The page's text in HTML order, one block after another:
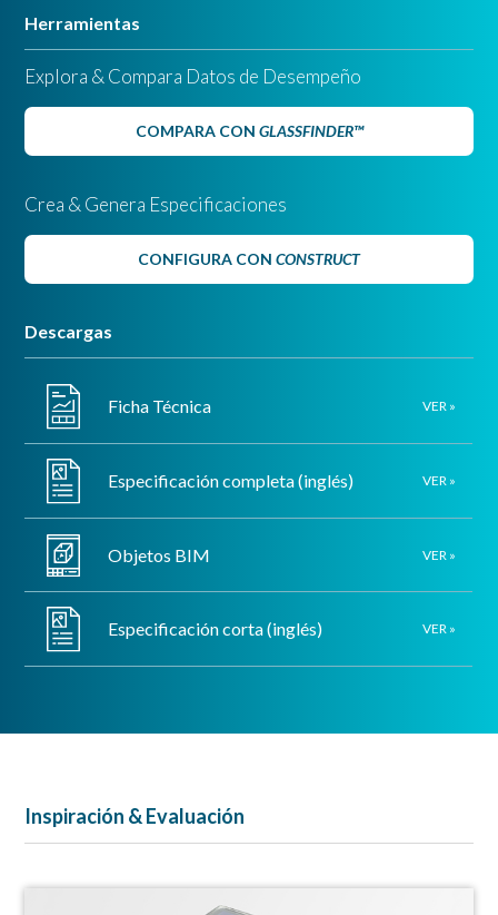
Herramientas
Explora & Compara Datos de Desempeño
COMPARA CON GLASSFINDER™
Crea & Genera Especificaciones
CONFIGURA CON CONSTRUCT
Descargas
Ficha Técnica VER »
Especificación completa (inglés) VER »
Objetos BIM VER »
Especificación corta (inglés) VER »
Inspiración & Evaluación